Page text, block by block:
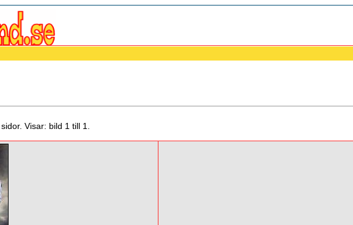
Visar: bild 1 till 1.